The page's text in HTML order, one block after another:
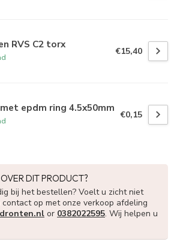
RVS C2 torx
€15,40
epdm ring 4.5x50mm
€0,15
DIT PRODUCT?
bij het bestellen? Voelt u zicht niet
op met onze verkoop afdeling
or 0382022595. Wij helpen u